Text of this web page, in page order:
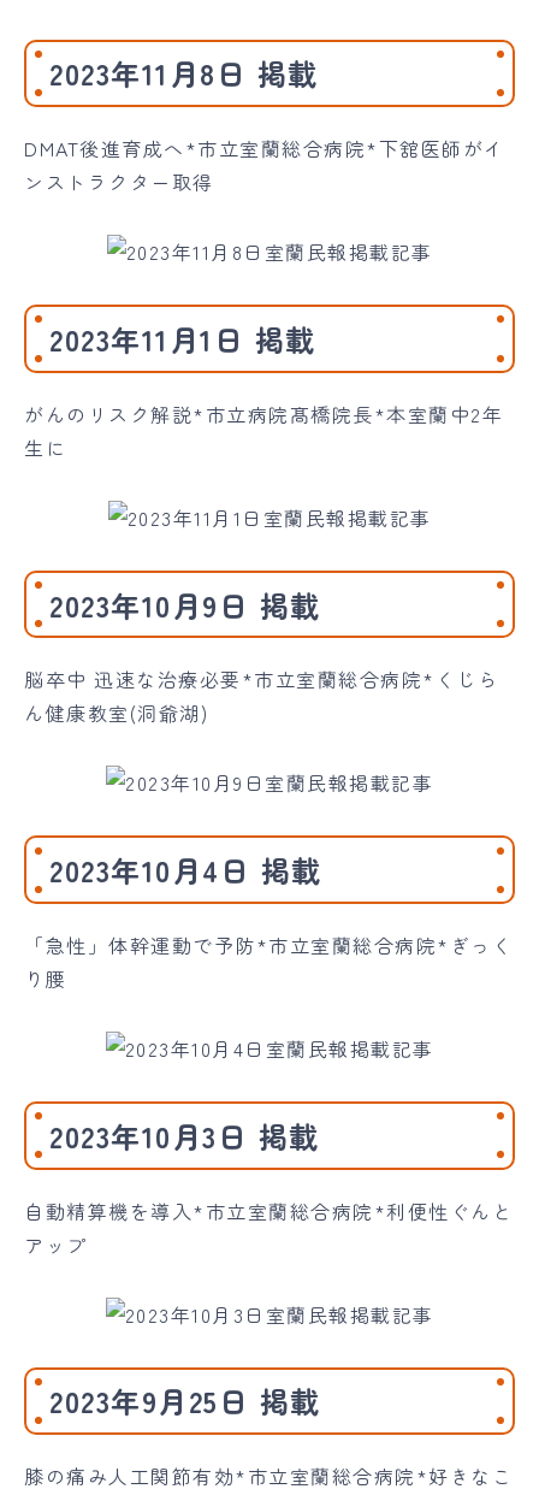
2023年11月8日 掲載
DMAT後進育成へ*市立室蘭総合病院*下舘医師がイ
ンストラクター取得
2023年11月1日 掲載
がんのリスク解説*市立病院髙橋院長*本室蘭中2年
生に
2023年10月9日 掲載
脳卒中 迅速な治療必要*市立室蘭総合病院*くじら
ん健康教室(洞爺湖)
2023年10月4日 掲載
「急性」体幹運動で予防*市立室蘭総合病院*ぎっく
り腰
2023年10月3日 掲載
自動精算機を導入*市立室蘭総合病院*利便性ぐんと
アップ
2023年9月25日 掲載
膝の痛み人工関節有効*市立室蘭総合病院*好きなこ